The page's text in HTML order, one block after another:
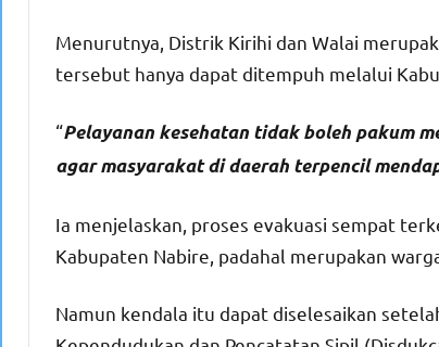
Menurutnya, Distrik Kirihi dan Walai
tersebut hanya dapat ditempuh melalui
“Pelayanan kesehatan tidak boleh pakum
agar masyarakat di daerah terpencil
Ia menjelaskan, proses evakuasi sempat
Kabupaten Nabire, padahal merupakan
Namun kendala itu dapat diselesaikan